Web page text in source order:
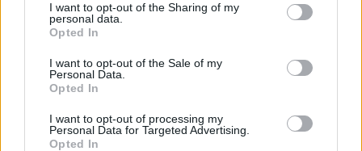
I want to opt-out of the Sharing of my
personal data.
Opted In
I want to opt-out of the Sale of my
Personal Data.
Opted In
I want to opt-out of processing my
Personal Data for Targeted Advertising.
Opted In
DU KANSKE OCKSÅ GILLAR...